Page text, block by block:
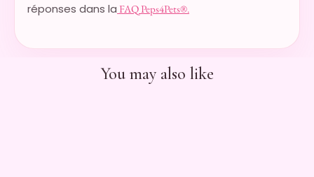
réponses dans la FAQ Peps4Pets®.
You may also like